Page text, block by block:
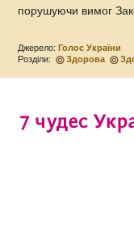
порушуючи вимог
Джерело:Голос України
Розділи:
Здорова